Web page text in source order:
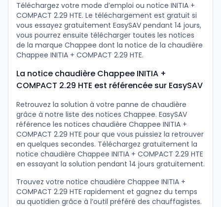
Téléchargez votre mode d’emploi ou notice INITIA +
COMPACT 2.29 HTE. Le téléchargement est gratuit si
vous essayez gratuitement EasySAV pendant 14 jours,
vous pourrez ensuite télécharger toutes les notices
de la marque Chappee dont la notice de la chaudière
Chappee INITIA + COMPACT 2.29 HTE.
La notice chaudière Chappee INITIA +
COMPACT 2.29 HTE est référencée sur EasySAV
Retrouvez la solution à votre panne de chaudière
grâce à notre liste des notices Chappee. EasySAV
référence les notices chaudière Chappee INITIA +
COMPACT 2.29 HTE pour que vous puissiez la retrouver
en quelques secondes. Téléchargez gratuitement la
notice chaudière Chappee INITIA + COMPACT 2.29 HTE
en essayant la solution pendant 14 jours gratuitement.
Trouvez votre notice chaudière Chappee INITIA +
COMPACT 2.29 HTE rapidement et gagnez du temps
au quotidien grâce à l’outil préféré des chauffagistes.